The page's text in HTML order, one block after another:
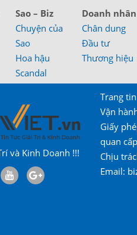
Sao – Biz
Chuyện của
Sao
Hoa hậu
Scandal
Doanh nhân
Chân dung
Đầu tư
Thương hiệu
và Kinh Doanh !!!
Trang
Vận
Giấy
quan
Chịu
Email: